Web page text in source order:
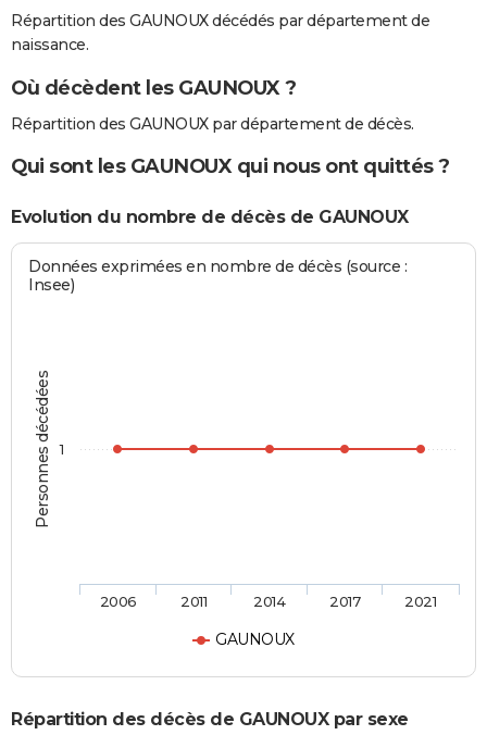
Répartition des GAUNOUX décédés par département de
naissance.
Où décèdent les GAUNOUX ?
Répartition des GAUNOUX par département de décès.
Qui sont les GAUNOUX qui nous ont quittés ?
Evolution du nombre de décès de GAUNOUX
Personnes décédées
Données exprimées en nombre de décès (source :
Insee)
GAUNOUX
2006 2011 2014 2017 2021
1
Répartition des décès de GAUNOUX par sexe